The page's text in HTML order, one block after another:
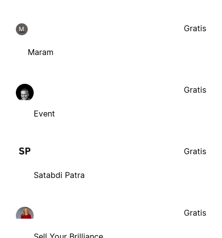
M
Maram
Gratis
Event
Gratis
Satabdi Patra
Gratis
Gratis